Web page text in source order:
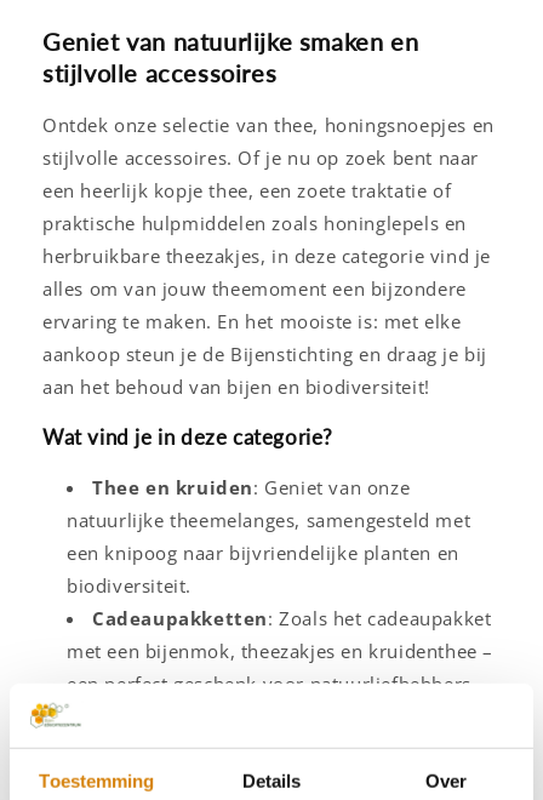
Toestemming Details Over
Geniet van natuurlijke smaken en
stijlvolle accessoires
Ontdek onze selectie van thee, honingsnoepjes en
stijlvolle accessoires. Of je nu op zoek bent naar
een heerlijk kopje thee, een zoete traktatie of
praktische hulpmiddelen zoals honinglepels en
herbruikbare theezakjes, in deze categorie vind je
alles om van jouw theemoment een bijzondere
ervaring te maken. En het mooiste is: met elke
aankoop steun je de Bijenstichting en draag je bij
aan het behoud van bijen en biodiversiteit!
Wat vind je in deze categorie?
Thee en kruiden: Geniet van onze
natuurlijke theemelanges, samengesteld met
een knipoog naar bijvriendelijke planten en
biodiversiteit.
Cadeaupakketten: Zoals het cadeaupakket
met een bijenmok, theezakjes en kruidenthee –
een perfect geschenk voor natuurliefhebbers.
voor het elegant serveren van honing bij je
thee.